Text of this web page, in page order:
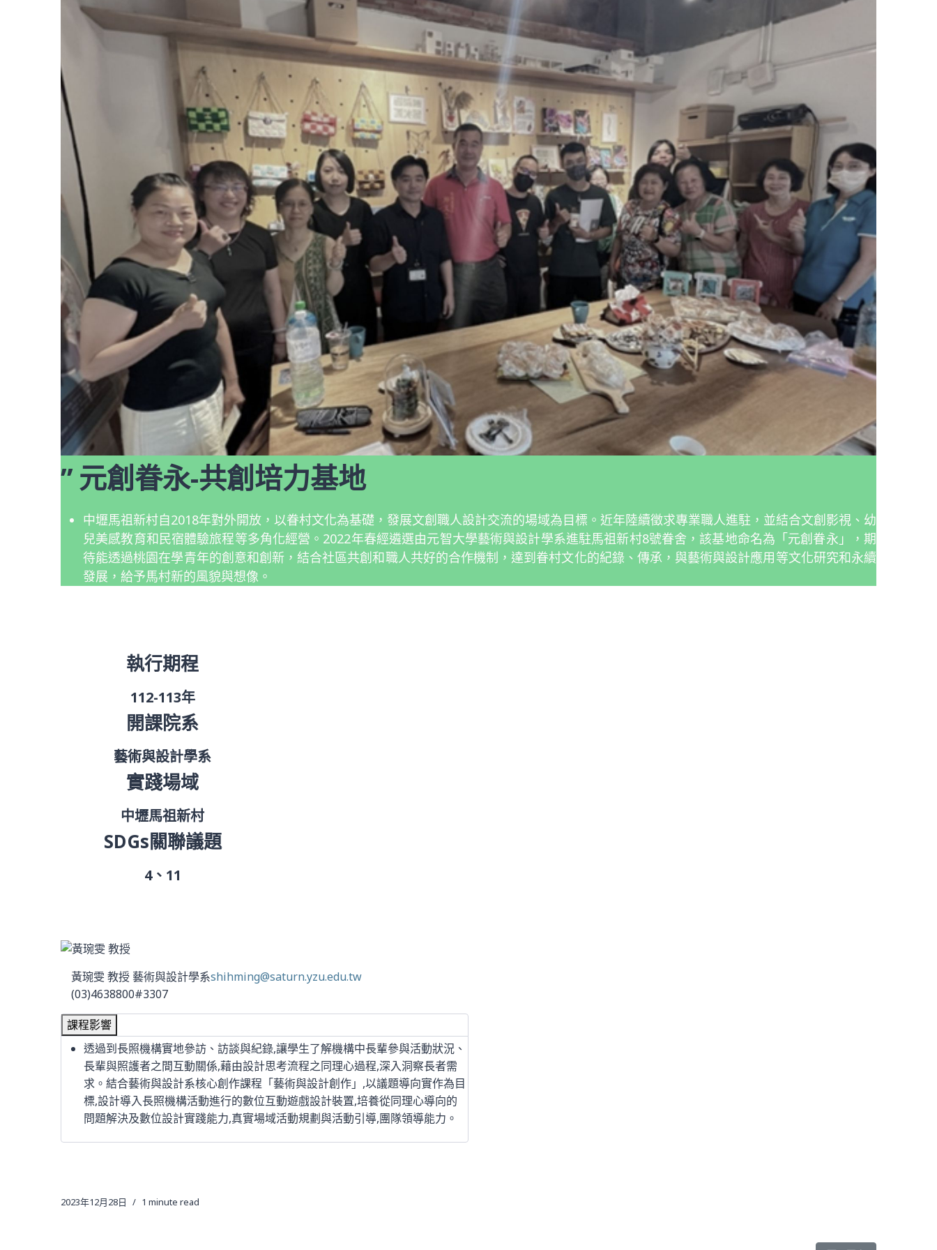
’’ 元創眷永-共創培力基地
中壢馬祖新村自2018年對外開放，以眷村文化為基礎，發展文創職人設計交流的場域為目標。近年陸續徵求專業職人進駐，並結合文創影視、幼
兒美感教育和民宿體驗旅程等多角化經營。2022年春經遴選由元智大學藝術與設計學系進駐馬祖新村8號眷舍，該基地命名為「元創眷永」，期
待能透過桃園在學青年的創意和創新，結合社區共創和職人共好的合作機制，達到眷村文化的紀錄、傳承，與藝術與設計應用等文化研究和永續
發展，給予馬村新的風貌與想像。
執行期程
112-113年
開課院系
藝術與設計學系
實踐場域
中壢馬祖新村
SDGs關聯議題
4、11
黃琬雯 教授藝術與設計學系shihming@saturn.yzu.edu.tw
(03)4638800#3307
課程影響
透過到長照機構實地參訪、訪談與紀錄,讓學生了解機構中長輩參與活動狀況、
長輩與照護者之間互動關係,藉由設計思考流程之同理心過程,深入洞察長者需
求。結合藝術與設計系核心創作課程「藝術與設計創作」,以議題導向實作為目
標,設計導入長照機構活動進行的數位互動遊戲設計裝置,培養從同理心導向的
問題解決及數位設計實踐能力,真實場域活動規劃與活動引導,團隊領導能力。
2023年12月28日 1 minute read